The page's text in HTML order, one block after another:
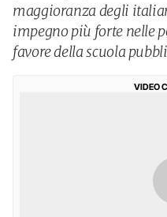
maggioranza degli
impegno più forte nelle
favore della scuola
VIDEO